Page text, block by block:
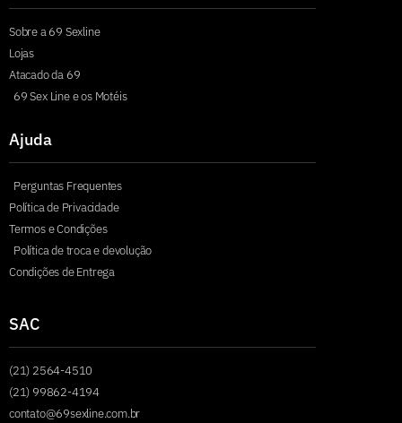
Sobre a 69 Sexline
Lojas
Atacado da 69
69 Sex Line e os Motéis
Ajuda
Perguntas Frequentes
Política de Privacidade
Termos e Condições
Política de troca e devolução
Condições de Entrega
SAC
(21) 2564-4510
(21) 99862-4194
contato@69sexline.com.br